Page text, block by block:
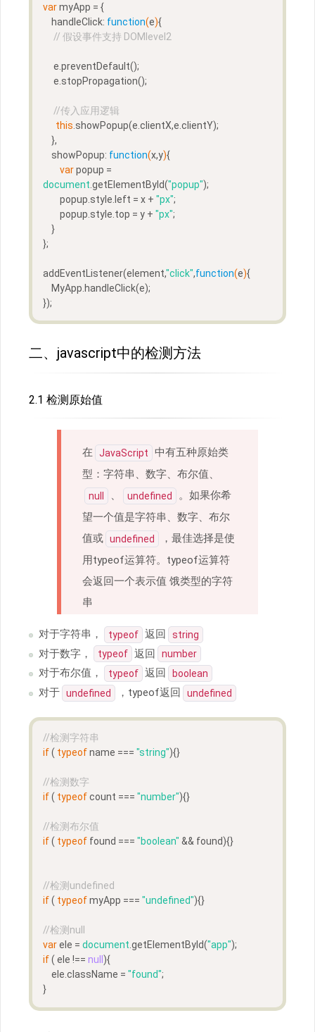
var myApp = {
    handleClick:
function(e){
// 假设事件支持 DOMlevel2
     e.preventDefault();
     e.stopPropagation();
//传入应用逻辑
this .showPopup(e.clientX,e.clientY);
    },
    showPopup:
function(x,y){
var
document .getElementById("popup");
        popup.style.left = x +
"px";
        popup.style.top = y +
"px";
    }
};
addEventListener(element,"click",function(e){
    MyApp.handleClick(e);
});
二、javascript中的检测方法
2.1 检测原始值
在 JavaScript
中有五种原始类
型：字符串、数字、布尔值、
null 、 undefined
。如果你希
望一个值是字符串、数字、布尔
值或 undefined
，最佳选择是使
用typeof运算符。typeof运算符
会返回一个表示值 饿类型的字符
串
对于字符串， typeof 返回 string
对于数字， typeof 返回 number
对于布尔值， typeof 返回 boolean
对于 undefined ，typeof返回 undefined
//检测字符串
if ( typeof name === "string"){}
//检测数字
if ( typeof count === "number"){}
//检测布尔值
if ( typeof found === "boolean" && found){}
//检测undefined
if ( typeof myApp === "undefined"){}
//检测null
var ele = document .getElementById("app");
if ( ele !== null ){
    ele.className =
"found";
}